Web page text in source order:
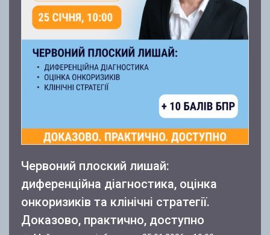
Червоний плоский лишай:
диференційна діагностика, оцінка
онкоризиків та клінічні стратегії.
Доказово, практично, доступно